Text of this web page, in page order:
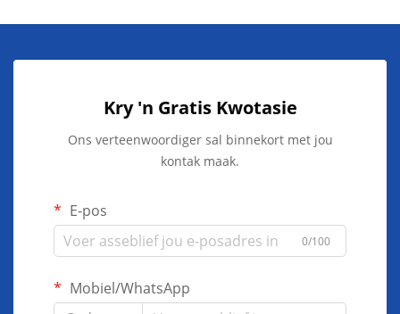
Kry 'n Gratis Kwotasie
Ons verteenwoordiger sal binnekort met jou
kontak maak.
E-pos
0/100
Mobiel/WhatsApp